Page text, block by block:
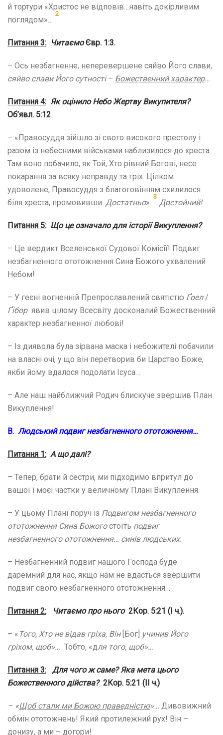
й тортури «Христос не відповів…навіть докірливим
поглядом»…
2
Питання 3: ЧитаємоЄвр. 1:3.
– Ось незбагненне, неперевершене сяйво Його слави,
сяйво слави Його сутності– Божественний характер…
Питання 4: Як оцінило Небо Жертву Викупителя?
Об’явл. 5:12
– «Правосуддя зійшло зі свого високого престолу і
разом із небесними військами наблизилося до хреста.
Там воно побачило, як Той, Хто рівний Богові, несе
покарання за всяку неправду та гріх. Цілком
удоволене, Правосуддя з благоговінням схилилося
біля хреста, промовивши: Достатньо».
3
Достойний!
Питання 5: Що це означало для історії Викуплення?
– Це вердикт Вселенської Судової Комісії! Подвиг
незбагненного ототожнення Сина Божого ухвалений
Небом!
– У геєні вогненній Препрославлений святістю Ґоел/
Ґіборявив цілому Всесвіту досконалий Божественний
характер незбагненної любові!
– Із диявола була зірвана маска і небожителі побачили
на власні очі, у що він перетворив би Царство Боже,
якби йому вдалося подолати Ісуса…
– Але наш найближчий Родич блискуче звершив План
Викуплення!
В. Людський подвиг незбагненного ототожнення…
Питання 1: А що далі?
– Тепер, брати й сестри, ми підходимо впритул до
вашої і моєї частки у величному Плані Викуплення.
– У цьому Плані поруч із Подвигом незбагненного
ототожнення Сина Божогостоїть подвиг
незбагненного ототожнення… синів людських.
– Незбагненний подвиг нашого Господа буде
даремний для нас, якщо нам не вдасться звершити
подвиг свого незбагненного ототожнення…
Питання 2: Читаємо про нього 2Кор. 5:21 (І ч.).
– « Того, Хто не відав гріха, Він [Бог] учинив Його
гріхом, щоб»… Тобто, «для того, щоб»…
Питання 3:
Для чого ж саме? Яка мета цього
Божественного дійства? 2Кор. 5:21 (ІІ ч.)
– «Щоб стали ми Божою праведністю»… Дивовижний
обмін ототожнень! Який протилежний рух! Він –
донизу, а ми – догори!